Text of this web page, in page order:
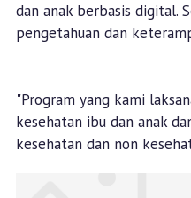
dan anak berbasis digital.
pengetahuan dan
"Program yang kami
kesehatan ibu dan anak
kesehatan dan non